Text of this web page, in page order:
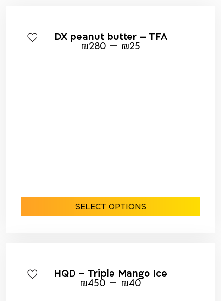
DX peanut butter – TFA
₪25
–
₪280
SELECT OPTIONS
HQD – Triple Mango Ice
₪40
–
₪450